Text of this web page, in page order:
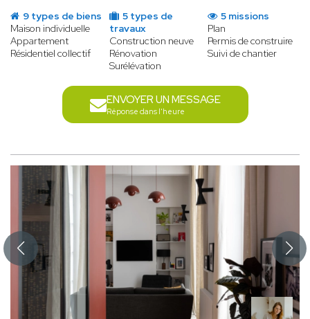
9 types de biens
Maison individuelle
Appartement
Résidentiel collectif
5 types de
travaux
Construction neuve
Rénovation
Surélévation
5 missions
Plan
Permis de construire
Suivi de chantier
ENVOYER UN MESSAGE
Réponse dans l'heure